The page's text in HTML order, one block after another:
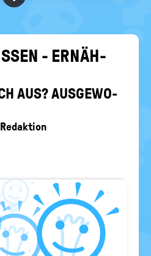
politische
- ER­NÄH­
AUS? AUS­GE­WO­